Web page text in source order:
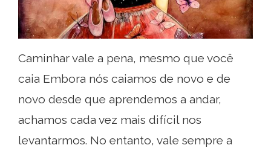
Caminhar vale a pena, mesmo que você
caia Embora nós caiamos de novo e de
novo desde que aprendemos a andar,
achamos cada vez mais difícil nos
levantarmos. No entanto, vale sempre a